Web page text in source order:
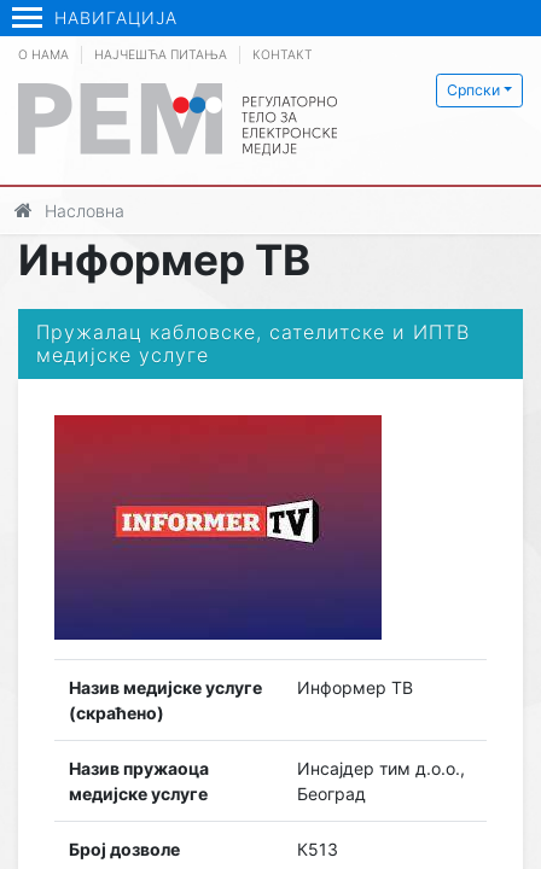
НАВИГАЦИЈА
Српски
О НАМА НАЈЧЕШЋА ПИТАЊА КОНТАКТ
Насловна
Информер ТВ
Пружалац кабловске, сателитске и ИПТВ
медијске услуге
Назив медијске услуге
(скраћено)
Информер ТВ
Назив пружаоца
медијске услуге
Инсајдер тим д.о.о.,
Београд
Број дозволе К513